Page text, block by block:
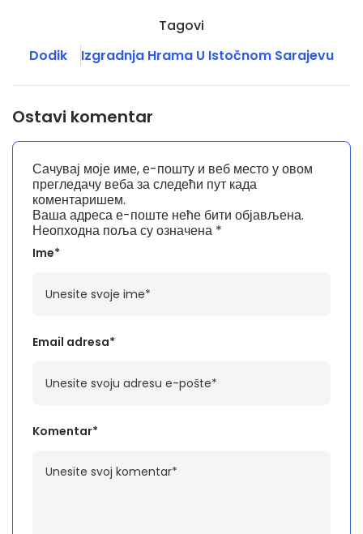
Tagovi
Dodik
Izgradnja Hrama U Istočnom Sarajevu
Ostavi komentar
Ваша адреса е-поште неће бити објављена.
Неопходна поља су означена *
Komentar*
Ime*
Email adresa*
Сачувај моје име, е-пошту и веб место у овом
прегледачу веба за следећи пут када
коментаришем.